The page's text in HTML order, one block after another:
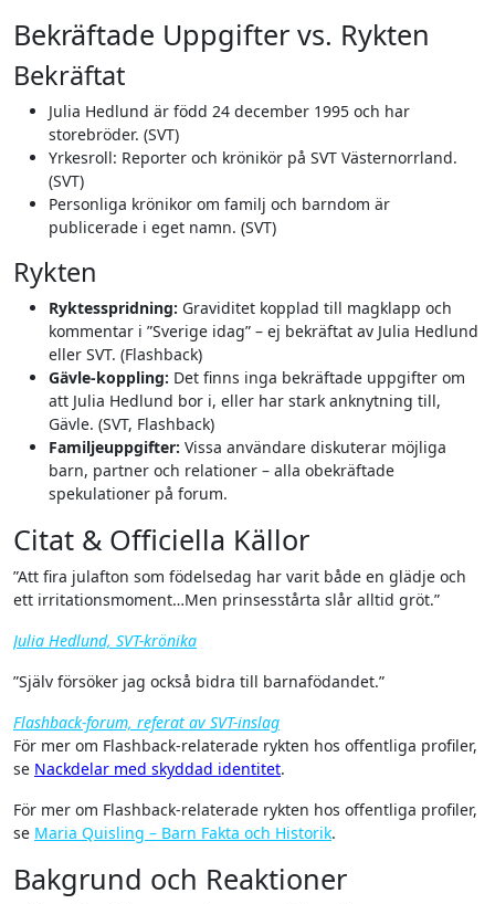
Bekräftade Uppgifter vs. Rykten
Bekräftat
Julia Hedlund är född 24 december 1995 och har
storebröder. (SVT)
Yrkesroll: Reporter och krönikör på SVT Västernorrland.
(SVT)
Personliga krönikor om familj och barndom är
publicerade i eget namn. (SVT)
Rykten
Ryktesspridning: Graviditet kopplad till magklapp och
kommentar i ”Sverige idag” – ej bekräftat av Julia Hedlund
eller SVT. (Flashback)
Gävle-koppling: Det finns inga bekräftade uppgifter om
att Julia Hedlund bor i, eller har stark anknytning till,
Gävle. (SVT, Flashback)
Familjeuppgifter: Vissa användare diskuterar möjliga
barn, partner och relationer – alla obekräftade
spekulationer på forum.
Citat & Officiella Källor
”Att fira julafton som födelsedag har varit både en glädje och
ett irritationsmoment…Men prinsesstårta slår alltid gröt.”
Julia Hedlund, SVT-krönika
”Själv försöker jag också bidra till barnafödandet.”
Flashback-forum, referat av SVT-inslag
För mer om Flashback-relaterade rykten hos offentliga profiler,
se Nackdelar med skyddad identitet.
För mer om Flashback-relaterade rykten hos offentliga profiler,
se Maria Quisling – Barn Fakta och Historik.
Bakgrund och Reaktioner